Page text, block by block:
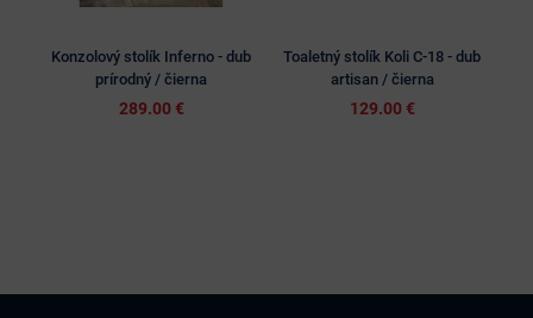
Konzolový stolík Inferno - dub
prírodný / čierna
289.00 €
Toaletný stolík Koli C-18 - dub
artisan / čierna
129.00 €